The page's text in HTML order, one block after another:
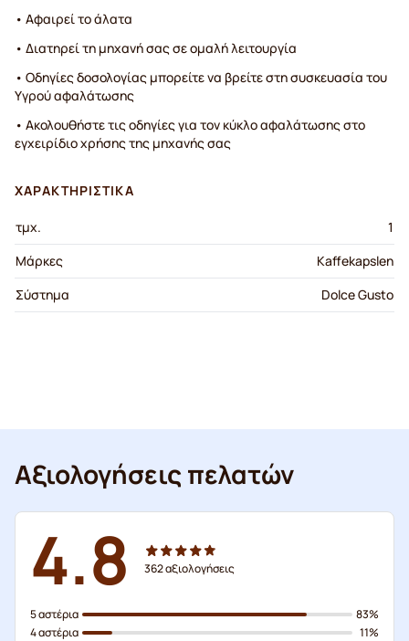
• Αφαιρεί το άλατα
• Διατηρεί τη μηχανή σας σε ομαλή λειτουργία
• Οδηγίες δοσολογίας μπορείτε να βρείτε στη συσκευασία του
Υγρού αφαλάτωσης
• Ακολουθήστε τις οδηγίες για τον κύκλο αφαλάτωσης στο
εγχειρίδιο χρήσης της μηχανής σας
ΧΑΡΑΚΤΗΡΙΣΤΙΚΆ
τμχ.
1
Μάρκες
Kaffekapslen
Σύστημα
Dolce Gusto
Αξιολογήσεις πελατών
4.8 362αξιολογήσεις
5 αστέρια
4 αστέρια
83%
11%